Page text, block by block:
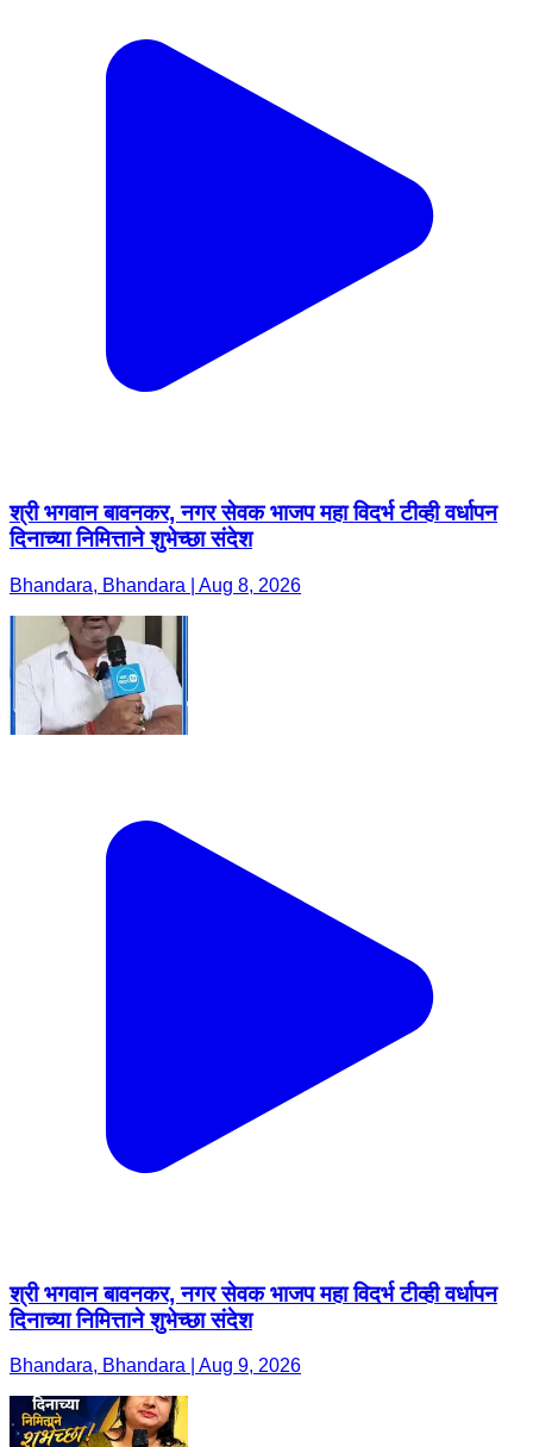
श्री भगवान बावनकर, नगर सेवक भाजप महा विदर्भ टीव्ही वर्धापन
दिनाच्या निमित्ताने शुभेच्छा संदेश
Bhandara, Bhandara | Aug 8, 2026
श्री भगवान बावनकर, नगर सेवक भाजप महा विदर्भ टीव्ही वर्धापन
दिनाच्या निमित्ताने शुभेच्छा संदेश
Bhandara, Bhandara | Aug 9, 2026